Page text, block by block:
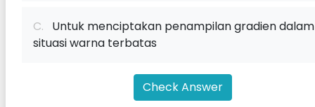
C. Untuk menciptakan penampilan gradien dalam
situasi warna terbatas
Check Answer